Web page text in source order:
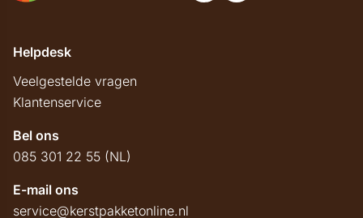
Helpdesk
Veelgestelde vragen
Klantenservice
Bel ons
085 301 22 55 (NL)
E-mail ons
service@kerstpakketonline.nl